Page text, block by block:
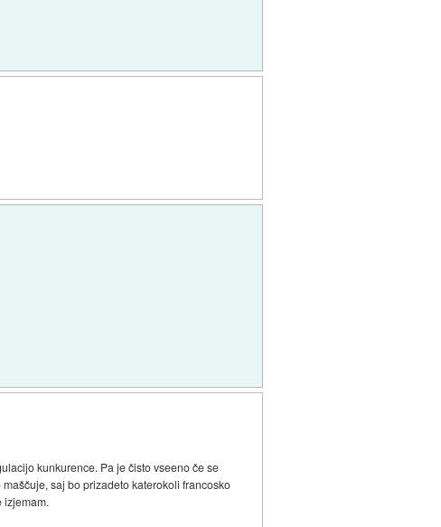
kunkurence. Pa je čisto vseeno če se
saj bo prizadeto katerokoli francosko
izjemam.